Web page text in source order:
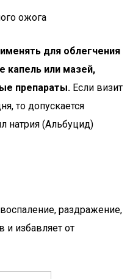
ожога
для облегчения
капель или мазей,
препараты. Если визит
то допускается
натрия (Альбуцид)
раздражение,
и избавляет от